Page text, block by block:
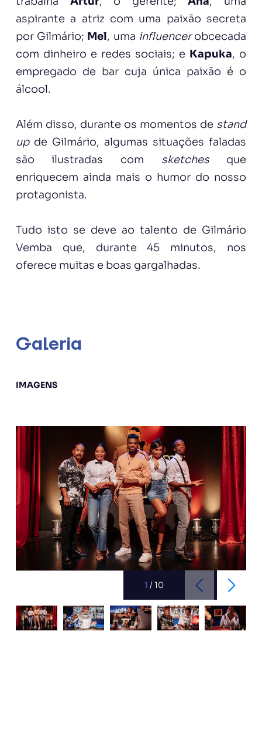
aspirante a atriz com uma paixão secreta
por Gilmário; Mel, uma influencerobcecada
com dinheiro e redes sociais; e Kapuka, o
empregado de bar cuja única paixão é o
álcool.
Além disso, durante os momentos de stand
upde Gilmário, algumas situações faladas
são ilustradas com sketchesque
enriquecem ainda mais o humor do nosso
protagonista.
Tudo isto se deve ao talento de Gilmário
Vemba que, durante 45 minutos, nos
oferece muitas e boas gargalhadas.
Galeria
IMAGENS
1 /10